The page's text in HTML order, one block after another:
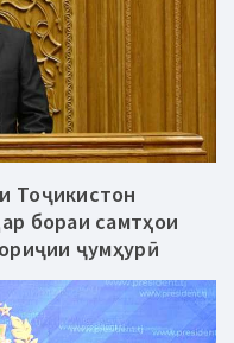
Тоҷикистон
бораи самтҳои
ҷумҳурӣ